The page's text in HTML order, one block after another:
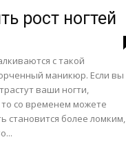
рост ногтей
с такой
маникюр. Если вы
ваши ногти,
со временем можете
становится более ломким,